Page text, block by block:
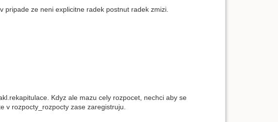
ze neni explicitne radek postnut radek zmizi.
Kdyz ale mazu cely rozpocet, nechci aby se
v rozpocty_rozpocty zase zaregistruju.